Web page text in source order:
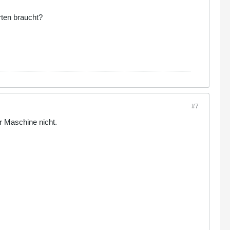
braucht?
#7
Maschine nicht.